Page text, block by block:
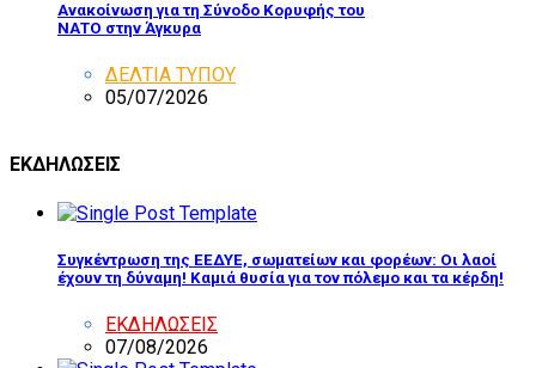
Ανακοίνωση για τη Σύνοδο Κορυφής του
ΝΑΤΟ στην Άγκυρα
ΔΕΛΤΙΑ ΤΥΠΟΥ
05/07/2026
ΕΚΔΗΛΩΣΕΙΣ
Συγκέντρωση της ΕΕΔΥΕ, σωματείων και φορέων: Οι λαοί
έχουν τη δύναμη! Καμιά θυσία για τον πόλεμο και τα κέρδη!
ΕΚΔΗΛΩΣΕΙΣ
07/08/2026